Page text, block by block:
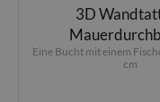
3D
Eine Bucht mit einem
cm